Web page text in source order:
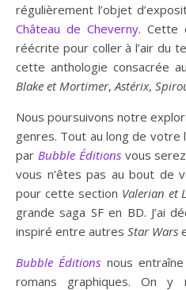
régulièrement l’objet
Château de Cheverny. Cette
réécrite pour coller à l’air du
cette anthologie consacrée au
Blake et Mortimer, Astérix,
Nous poursuivons notre
genres. Tout au long de
par Bubble Éditions vous
vous n’êtes pas au bout de
pour cette section Valerian et
grande saga SF en BD. J’ai
inspiré entre autres Star Wars
Bubble Éditions nous
romans graphiques. On